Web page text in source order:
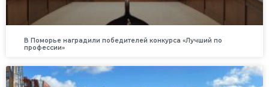
В Поморье наградили победителей конкурса «Лучший по
профессии»